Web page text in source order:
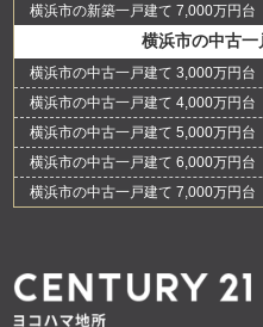
横浜市の新築一戸建て 7,000万円台
横浜市の中古
横浜市の中古一戸建て 3,000万円台
横浜市の中古一戸建て 4,000万円台
横浜市の中古一戸建て 5,000万円台
横浜市の中古一戸建て 6,000万円台
横浜市の中古一戸建て 7,000万円台